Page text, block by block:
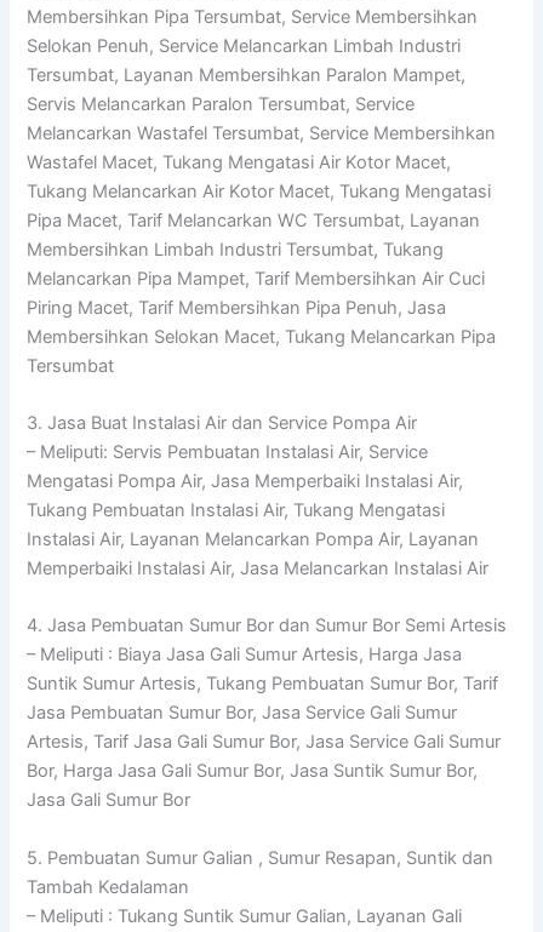
Membersihkan Pipa Tersumbat, Service Membersihkan
Selokan Penuh, Service Melancarkan Limbah Industri
Tersumbat, Layanan Membersihkan Paralon Mampet,
Servis Melancarkan Paralon Tersumbat, Service
Melancarkan Wastafel Tersumbat, Service Membersihkan
Wastafel Macet, Tukang Mengatasi Air Kotor Macet,
Tukang Melancarkan Air Kotor Macet, Tukang Mengatasi
Pipa Macet, Tarif Melancarkan WC Tersumbat, Layanan
Membersihkan Limbah Industri Tersumbat, Tukang
Melancarkan Pipa Mampet, Tarif Membersihkan Air Cuci
Piring Macet, Tarif Membersihkan Pipa Penuh, Jasa
Membersihkan Selokan Macet, Tukang Melancarkan Pipa
Tersumbat
3. Jasa Buat Instalasi Air dan Service Pompa Air
– Meliputi: Servis Pembuatan Instalasi Air, Service
Mengatasi Pompa Air, Jasa Memperbaiki Instalasi Air,
Tukang Pembuatan Instalasi Air, Tukang Mengatasi
Instalasi Air, Layanan Melancarkan Pompa Air, Layanan
Memperbaiki Instalasi Air, Jasa Melancarkan Instalasi Air
4. Jasa Pembuatan Sumur Bor dan Sumur Bor Semi Artesis
– Meliputi : Biaya Jasa Gali Sumur Artesis, Harga Jasa
Suntik Sumur Artesis, Tukang Pembuatan Sumur Bor, Tarif
Jasa Pembuatan Sumur Bor, Jasa Service Gali Sumur
Artesis, Tarif Jasa Gali Sumur Bor, Jasa Service Gali Sumur
Bor, Harga Jasa Gali Sumur Bor, Jasa Suntik Sumur Bor,
Jasa Gali Sumur Bor
5. Pembuatan Sumur Galian , Sumur Resapan, Suntik dan
Tambah Kedalaman
– Meliputi : Tukang Suntik Sumur Galian, Layanan Gali